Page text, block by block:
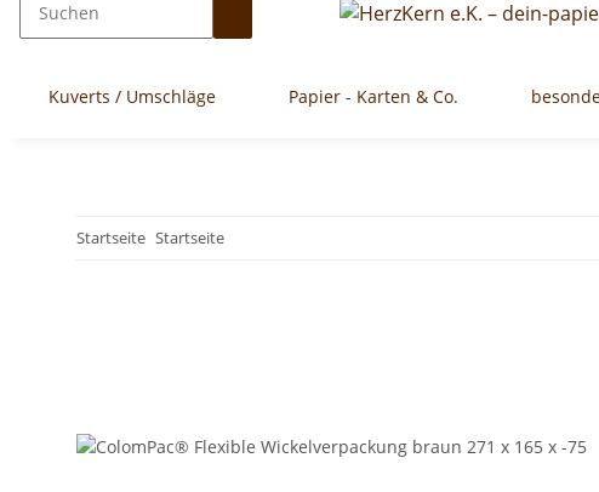
Kuverts / Umschläge Papier - Karten & Co.
Startseite Startseite